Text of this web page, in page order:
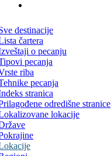
destinacije
čartera
o pecanju
pecanja
riba
pecanja
stranica
odredišne stranice
lokacije